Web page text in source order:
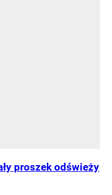
proszek odświeży